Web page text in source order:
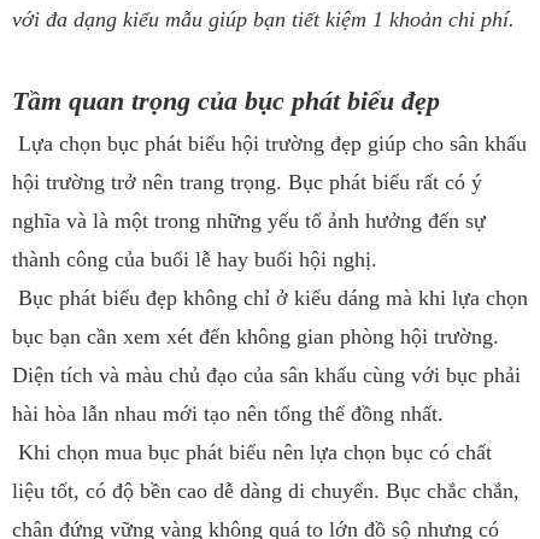
với đa dạng kiểu mẫu giúp bạn tiết kiệm 1 khoản chi phí.
Tầm quan trọng của bục phát biểu đẹp
Lựa chọn bục phát biểu hội trường đẹp giúp cho sân khấu
hội trường trở nên trang trọng. Bục phát biểu rất có ý
nghĩa và là một trong những yếu tố ảnh hưởng đến sự
thành công của buổi lễ hay buổi hội nghị.
Bục phát biểu đẹp không chỉ ở kiểu dáng mà khi lựa chọn
bục bạn cần xem xét đến không gian phòng hội trường.
Diện tích và màu chủ đạo của sân khấu cùng với bục phải
hài hòa lẫn nhau mới tạo nên tổng thể đồng nhất.
Khi chọn mua bục phát biểu nên lựa chọn bục có chất
liệu tốt, có độ bền cao dễ dàng di chuyển. Bục chắc chắn,
chân đứng vững vàng không quá to lớn đồ sộ nhưng có